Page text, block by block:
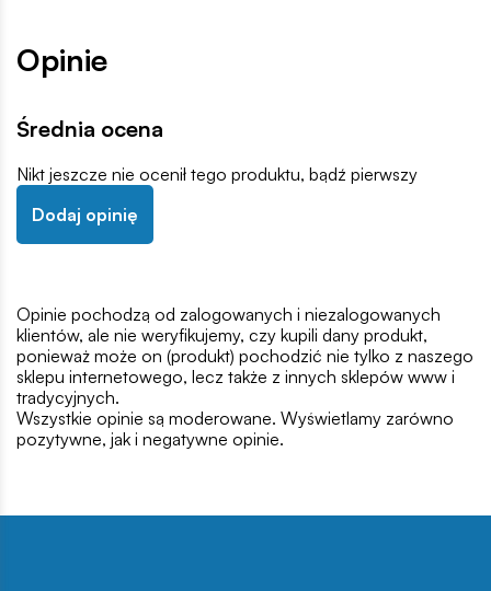
Opinie
Średnia ocena
Nikt jeszcze nie ocenił tego produktu, bądź pierwszy
Dodaj opinię
Opinie pochodzą od zalogowanych i niezalogowanych
klientów, ale nie weryfikujemy, czy kupili dany produkt,
ponieważ może on (produkt) pochodzić nie tylko z naszego
sklepu internetowego, lecz także z innych sklepów www i
tradycyjnych.
Wszystkie opinie są moderowane. Wyświetlamy zarówno
pozytywne, jak i negatywne opinie.